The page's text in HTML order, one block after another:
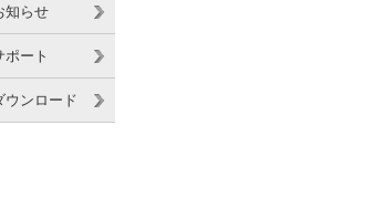
知らせ
ポート
ウンロード